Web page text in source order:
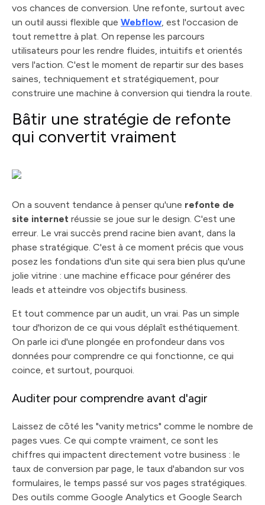
vos chances de conversion. Une refonte, surtout avec
un outil aussi flexible que Webflow, est l'occasion de
tout remettre à plat. On repense les parcours
utilisateurs pour les rendre fluides, intuitifs et orientés
vers l'action. C'est le moment de repartir sur des bases
saines, techniquement et stratégiquement, pour
construire une machine à conversion qui tiendra la route.
Bâtir une stratégie de refonte
qui convertit vraiment
On a souvent tendance à penser qu'une refonte de
site internet réussie se joue sur le design. C'est une
erreur. Le vrai succès prend racine bien avant, dans la
phase stratégique. C'est à ce moment précis que vous
posez les fondations d'un site qui sera bien plus qu'une
jolie vitrine : une machine efficace pour générer des
leads et atteindre vos objectifs business.
Et tout commence par un audit, un vrai. Pas un simple
tour d'horizon de ce qui vous déplaît esthétiquement.
On parle ici d'une plongée en profondeur dans vos
données pour comprendre ce qui fonctionne, ce qui
coince, et surtout, pourquoi.
Auditer pour comprendre avant d'agir
Laissez de côté les "vanity metrics" comme le nombre de
pages vues. Ce qui compte vraiment, ce sont les
chiffres qui impactent directement votre business : le
taux de conversion par page, le taux d'abandon sur vos
formulaires, le temps passé sur vos pages stratégiques.
Des outils comme Google Analytics et Google Search